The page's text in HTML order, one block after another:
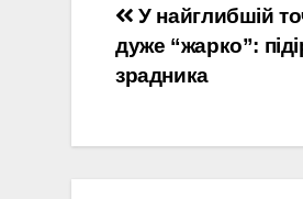
Навігація
записів
У найглибшій
дуже “жарко”:
зрадника